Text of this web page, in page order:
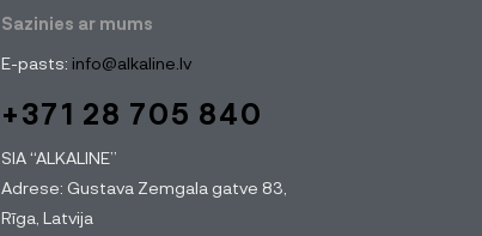
Sazinies ar mums
E-pasts: info@alkaline.lv
+371 28 705 840
SIA “ALKALINE”
Adrese: Gustava Zemgala gatve 83,
Rīga, Latvija